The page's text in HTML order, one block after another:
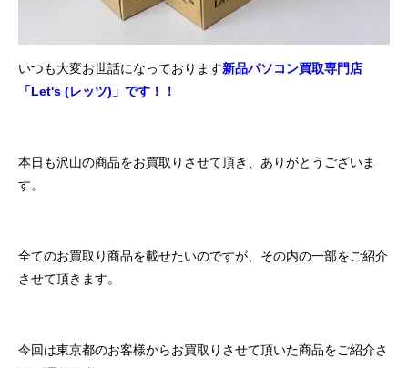
いつも大変お世話になっております新品パソコン買取専門店
「Let's (レッツ)」です！！
本日も沢山の商品をお買取りさせて頂き、ありがとうございま
す。
全てのお買取り商品を載せたいのですが、その内の一部をご紹介
させて頂きます。
今回は東京都のお客様からお買取りさせて頂いた商品をご紹介さ